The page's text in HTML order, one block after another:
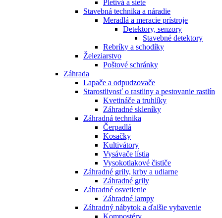
Pletivá a siete
Stavebná technika a náradie
Meradlá a meracie prístroje
Detektory, senzory
Stavebné detektory
Rebríky a schodíky
Železiarstvo
Poštové schránky
Záhrada
Lapače a odpudzovače
Starostlivosť o rastliny a pestovanie rastlín
Kvetináče a truhlíky
Záhradné skleníky
Záhradná technika
Čerpadlá
Kosačky
Kultivátory
Vysávače lístia
Vysokotlakové čističe
Záhradné grily, krby a udiarne
Záhradné grily
Záhradné osvetlenie
Záhradné lampy
Záhradný nábytok a ďalšie vybavenie
Kompostéry